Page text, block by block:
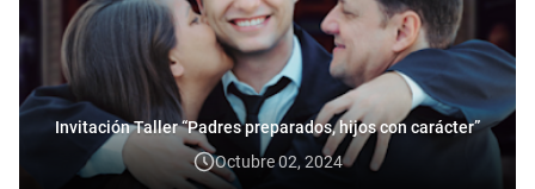
Invitación Taller “Padres preparados, hijos con carácter”
Octubre 02, 2024